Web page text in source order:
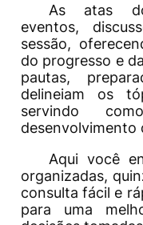
As atas
eventos,
sessão,
do progresso e
pautas,
delineiam os
servindo
desenvolvimento
Aqui você
organizadas,
consulta fácil e
para uma